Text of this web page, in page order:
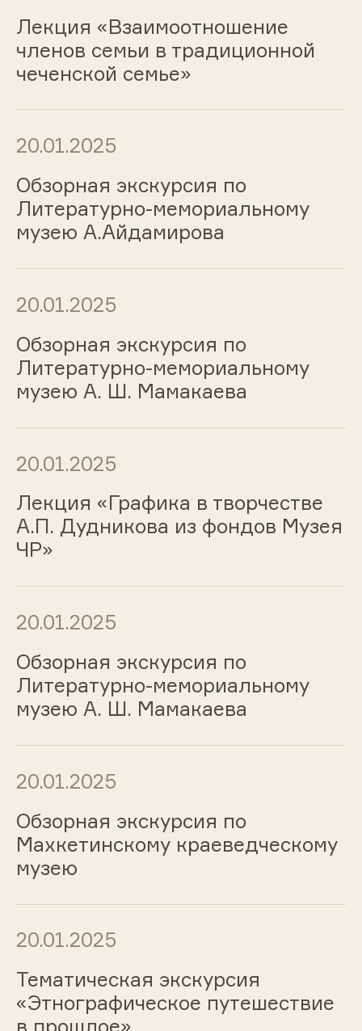
Лекция «Взаимоотношение
членов семьи в традиционной
чеченской семье»
20.01.2025
Обзорная экскурсия по
Литературно-мемориальному
музею А.Айдамирова
20.01.2025
Обзорная экскурсия по
Литературно-мемориальному
музею А. Ш. Мамакаева
20.01.2025
Лекция «Графика в творчестве
А.П. Дудникова из фондов Музея
ЧР»
20.01.2025
Обзорная экскурсия по
Литературно-мемориальному
музею А. Ш. Мамакаева
20.01.2025
Обзорная экскурсия по
Махкетинскому краеведческому
музею
20.01.2025
Тематическая экскурсия
«Этнографическое путешествие